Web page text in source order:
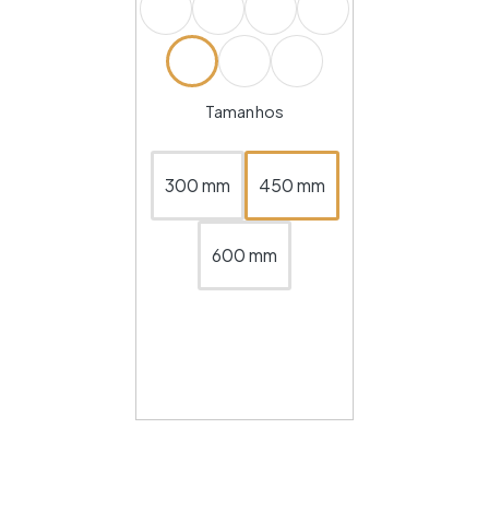
Tamanhos
300 mm 450 mm
600 mm